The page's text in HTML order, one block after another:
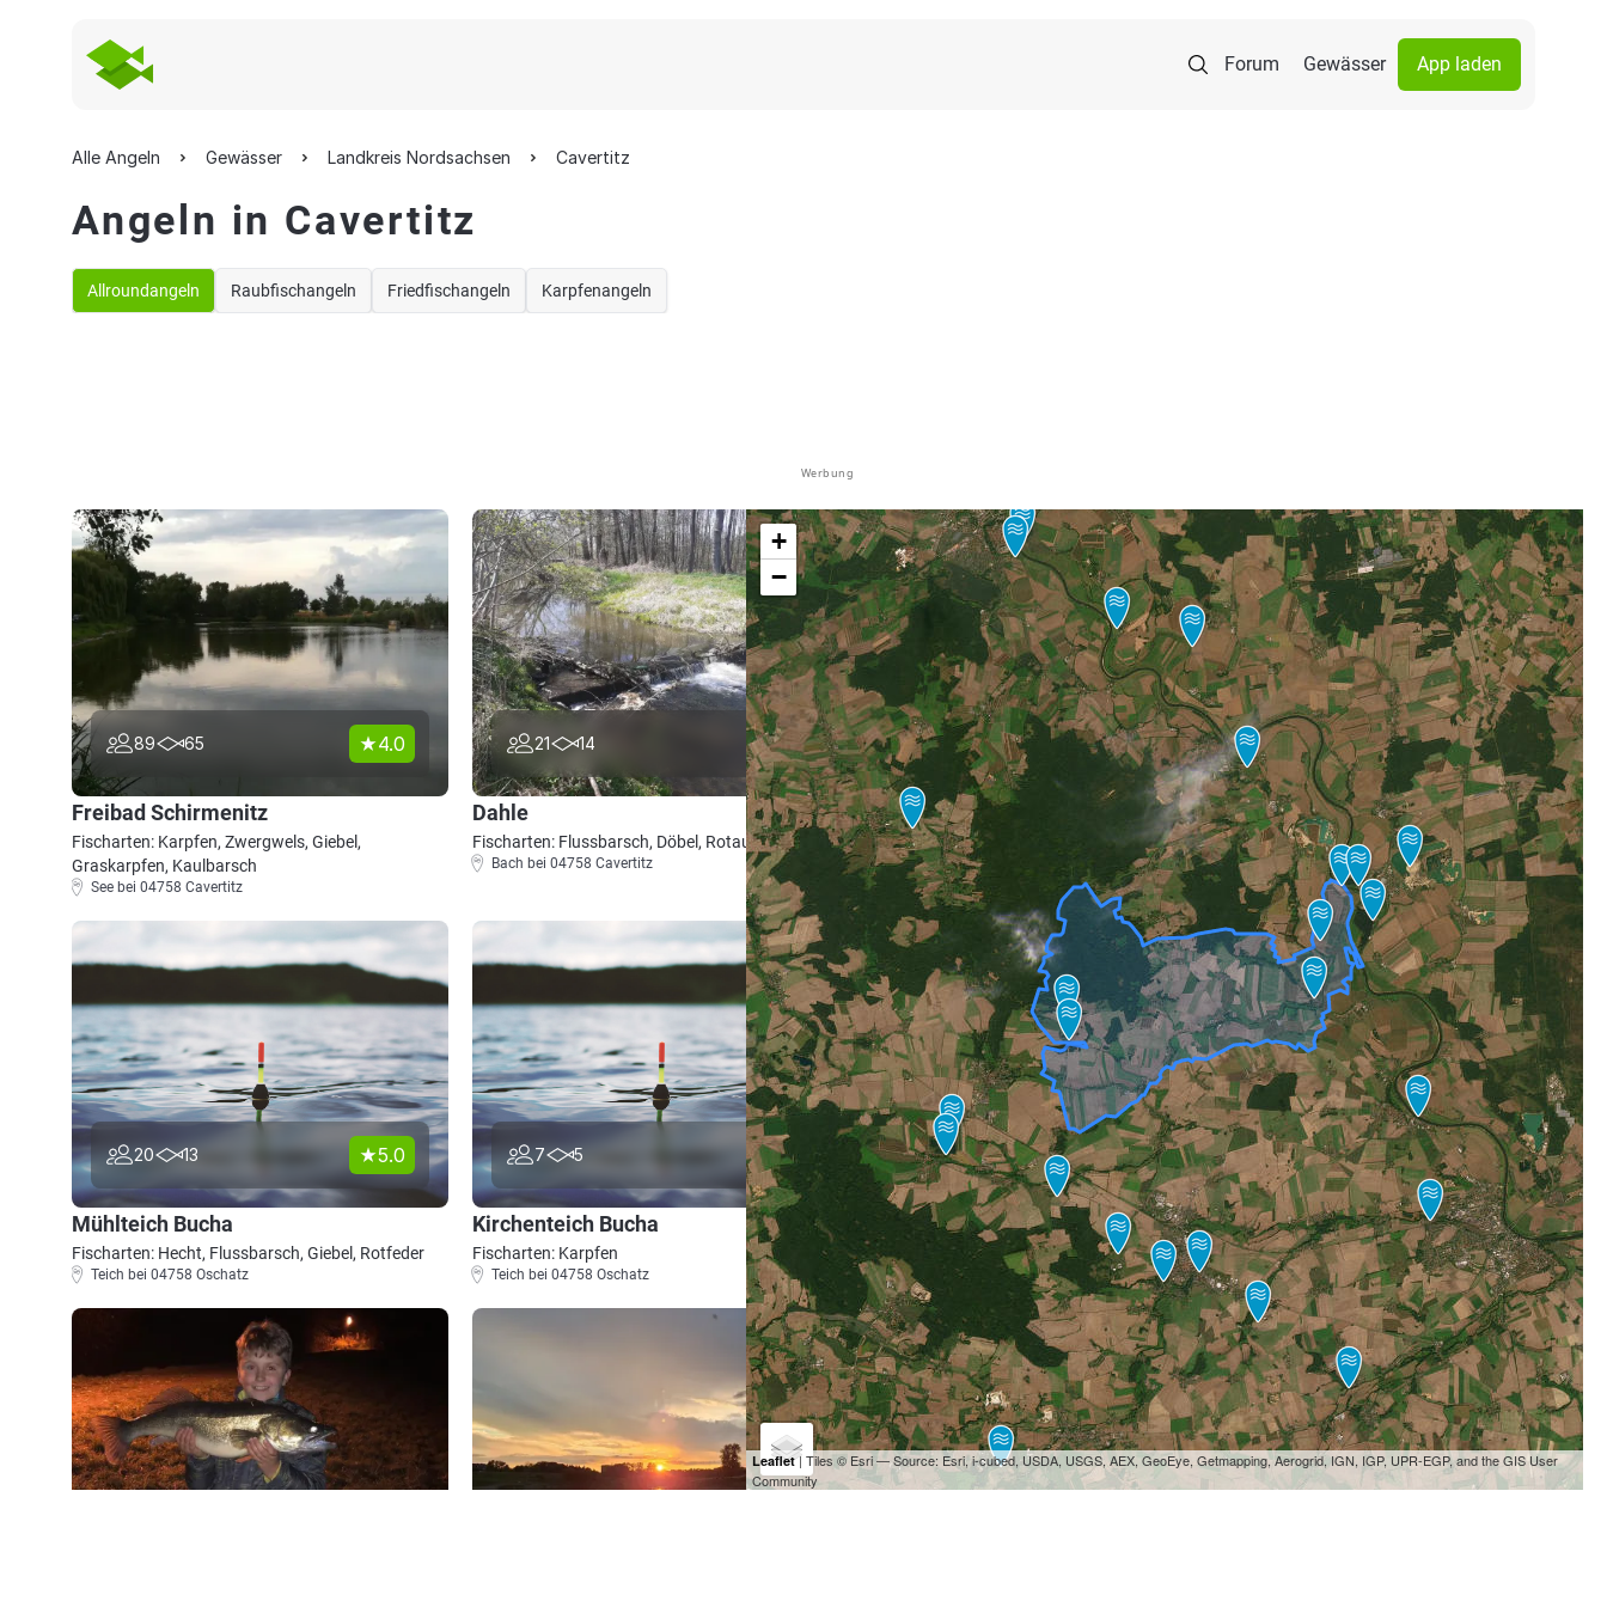
Forum Gewässer App laden
Alle Angeln Gewässer Landkreis Nordsachsen Cavertitz
Angeln in Cavertitz
Allroundangeln Raubfischangeln Friedfischangeln Karpfenangeln
Werbung
89 65 4.0
Freibad Schirmenitz
Fischarten: Karpfen, Zwergwels, Giebel,
Graskarpfen, Kaulbarsch
See bei 04758 Cavertitz
21 14 5.0
Dahle
Fischarten: Flussbarsch, Döbel, Rotauge
Bach bei 04758 Cavertitz
20 13 5.0
Mühlteich Bucha
Fischarten: Hecht, Flussbarsch, Giebel, Rotfeder
Teich bei 04758 Oschatz
7 5 4.5
Kirchenteich Bucha
Fischarten: Karpfen
Teich bei 04758 Oschatz
+
−
Leaflet| Tiles © Esri — Source: Esri, i-cubed, USDA, USGS, AEX, GeoEye, Getmapping, Aerogrid, IGN, IGP, UPR-EGP, and the GIS User
Community